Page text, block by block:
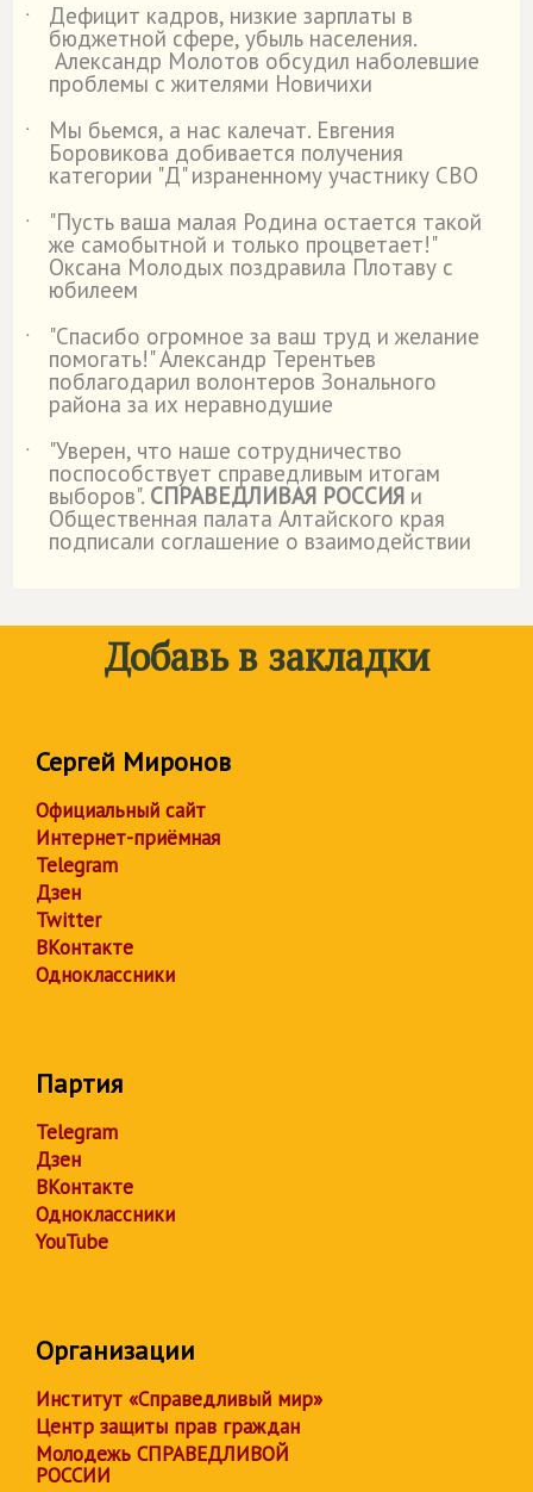
˙ Дефицит кадров, низкие зарплаты в
бюджетной сфере, убыль населения.
Александр Молотов обсудил наболевшие
проблемы с жителями Новичихи
˙
Мы бьемся, а нас калечат. Евгения
Боровикова добивается получения
категории "Д" израненному участнику СВО
˙
"Пусть ваша малая Родина остается такой
же самобытной и только процветает!"
Оксана Молодых поздравила Плотаву с
юбилеем
˙
"Спасибо огромное за ваш труд и желание
помогать!" Александр Терентьев
поблагодарил волонтеров Зонального
района за их неравнодушие
˙
"Уверен, что наше сотрудничество
поспособствует справедливым итогам
выборов". СПРАВЕДЛИВАЯ РОССИЯ и
Общественная палата Алтайского края
подписали соглашение о взаимодействии
Добавь в закладки
Сергей Миронов
Официальный сайт
Интернет-приёмная
Telegram
Дзен
Twitter
ВКонтакте
Одноклассники
Партия
Telegram
Дзен
ВКонтакте
Одноклассники
YouTube
Организации
Институт «Справедливый мир»
Центр защиты прав граждан
Молодежь СПРАВЕДЛИВОЙ
РОССИИ